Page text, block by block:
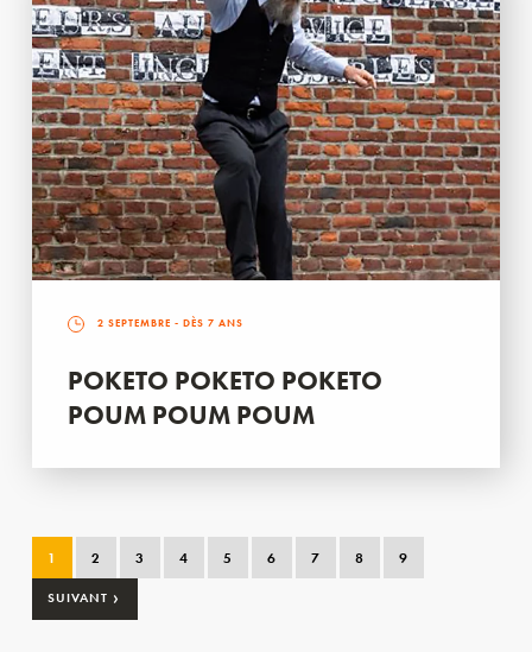
2 SEPTEMBRE - DÈS 7 ANS
POKETO POKETO POKETO
POUM POUM POUM
1 2 3 4 5 6 7 8 9
SUIVANT ›